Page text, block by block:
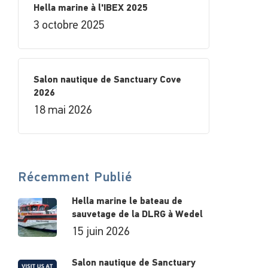
Hella marine à l'IBEX 2025
3 octobre 2025
Salon nautique de Sanctuary Cove
2026
18 mai 2026
Récemment Publié
Hella marine le bateau de
sauvetage de la DLRG à Wedel
15 juin 2026
Salon nautique de Sanctuary